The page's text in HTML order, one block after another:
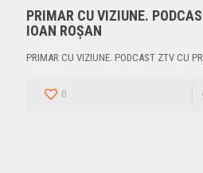
PRIMAR CU VIZIUNE.
IOAN ROŞAN
PRIMAR CU VIZIUNE. PODCAST ZTV CU
0